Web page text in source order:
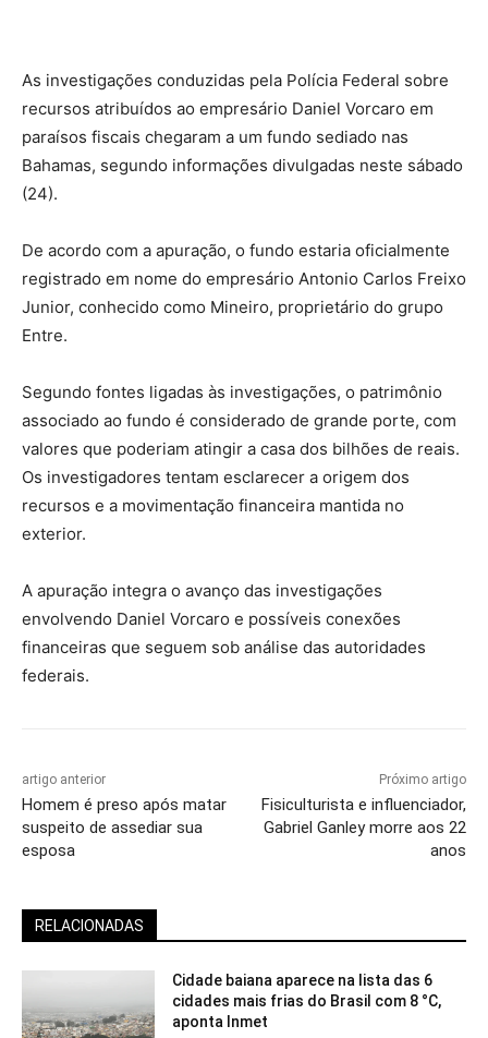
As investigações conduzidas pela Polícia Federal sobre
recursos atribuídos ao empresário Daniel Vorcaro em
paraísos fiscais chegaram a um fundo sediado nas
Bahamas, segundo informações divulgadas neste sábado
(24).
De acordo com a apuração, o fundo estaria oficialmente
registrado em nome do empresário Antonio Carlos Freixo
Junior, conhecido como Mineiro, proprietário do grupo
Entre.
Segundo fontes ligadas às investigações, o patrimônio
associado ao fundo é considerado de grande porte, com
valores que poderiam atingir a casa dos bilhões de reais.
Os investigadores tentam esclarecer a origem dos
recursos e a movimentação financeira mantida no
exterior.
A apuração integra o avanço das investigações
envolvendo Daniel Vorcaro e possíveis conexões
financeiras que seguem sob análise das autoridades
federais.
artigo anterior
Homem é preso após matar
suspeito de assediar sua
esposa
Próximo artigo
Fisiculturista e influenciador,
Gabriel Ganley morre aos 22
anos
RELACIONADAS
Cidade baiana aparece na lista das 6
cidades mais frias do Brasil com 8 °C,
aponta Inmet